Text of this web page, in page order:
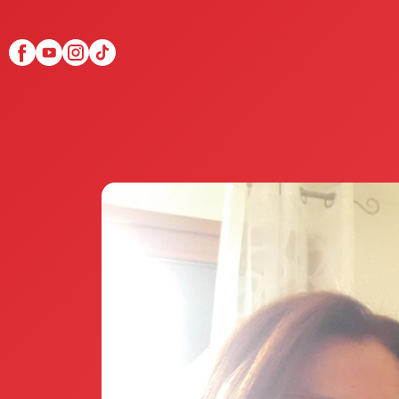
Scopri Club di Più
Le testimonianze Club
La fondatrice Valeria